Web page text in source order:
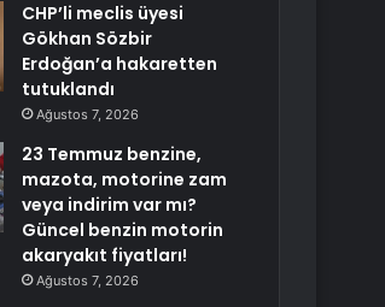
CHP’li meclis üyesi
Gökhan Sözbir
Erdoğan’a hakaretten
tutuklandı
Ağustos 7, 2026
23 Temmuz benzine,
mazota, motorine zam
veya indirim var mı?
Güncel benzin motorin
akaryakıt fiyatları!
Ağustos 7, 2026